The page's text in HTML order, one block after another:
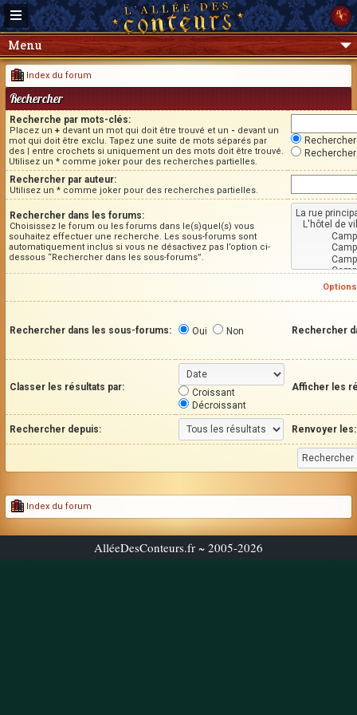
Menu
Index du forum
Rechercher
Recherche par mots-clés:
Placez un + devant un mot qui doit être trouvé et un - devant un
mot qui doit être exclu. Tapez une suite de mots séparés par
des | entre crochets si uniquement un des mots doit être trouvé.
Utilisez un * comme joker pour des recherches partielles.
Rechercher par auteur:
Utilisez un * comme joker pour des recherches partielles.
Rechercher dans les forums:
Choisissez le forum ou les forums dans le(s)quel(s) vous
souhaitez effectuer une recherche. Les sous-forums sont
automatiquement inclus si vous ne désactivez pas l’option ci-
dessous “Rechercher dans les sous-forums”.
Rechercher dans les sous-forums: Oui Non Rechercher
Classer les résultats par:
Croissant
Décroissant
Afficher les
Rechercher depuis: Renvoyer les:
Index du forum
AlléeDesConteurs.fr ~ 2005-2026